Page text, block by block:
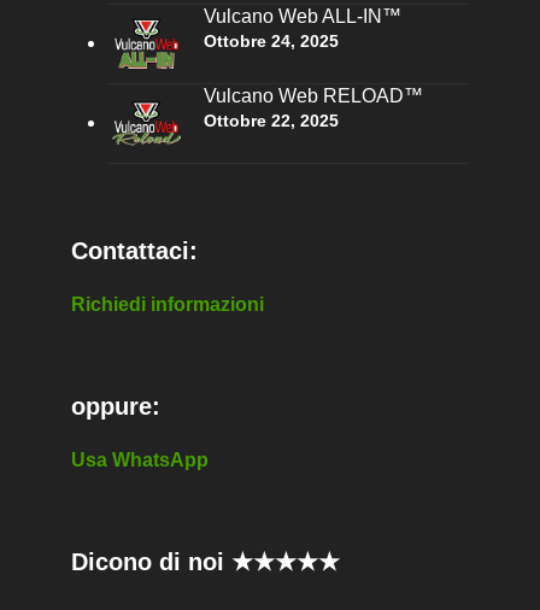
Vulcano Web ALL-IN™
Ottobre 24, 2025
Vulcano Web RELOAD™
Ottobre 22, 2025
Contattaci:
Richiedi informazioni
oppure:
Usa WhatsApp
Dicono di noi ★★★★★